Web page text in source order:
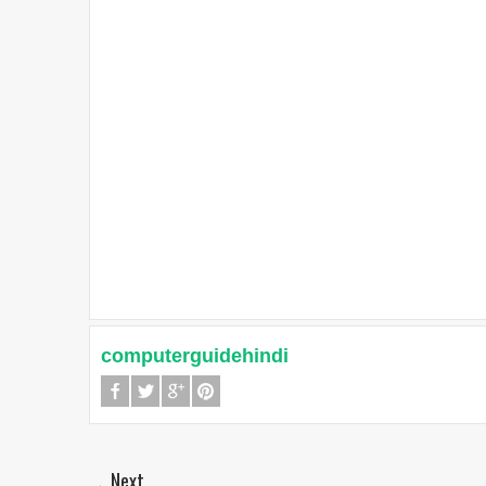
computerguidehindi